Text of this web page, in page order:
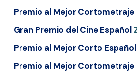
Premio al Mejor Cortometraje
Gran Premio del Cine Español
Premio al Mejor Corto
Premio al Mejor Cortometraje